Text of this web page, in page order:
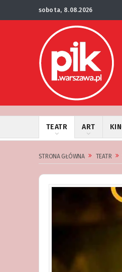
sobota, 8.08.2026
TEATR ART
STRONA GŁÓWNA TEATR